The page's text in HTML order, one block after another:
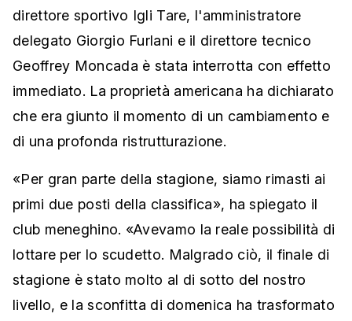
direttore sportivo Igli Tare, l'amministratore
delegato Giorgio Furlani e il direttore tecnico
Geoffrey Moncada è stata interrotta con effetto
immediato. La proprietà americana ha dichiarato
che era giunto il momento di un cambiamento e
di una profonda ristrutturazione.
«Per gran parte della stagione, siamo rimasti ai
primi due posti della classifica», ha spiegato il
club meneghino. «Avevamo la reale possibilità di
lottare per lo scudetto. Malgrado ciò, il finale di
stagione è stato molto al di sotto del nostro
livello, e la sconfitta di domenica ha trasformato